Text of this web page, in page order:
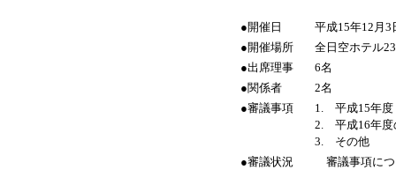
●開催日
平成15年12月
●開催場所
全日空ホテル
●出席理事
6名
●関係者
2名
●審議事項
1. 平成15年度
2. 平成16年度
3. その他
●審議状況
審議事項につ